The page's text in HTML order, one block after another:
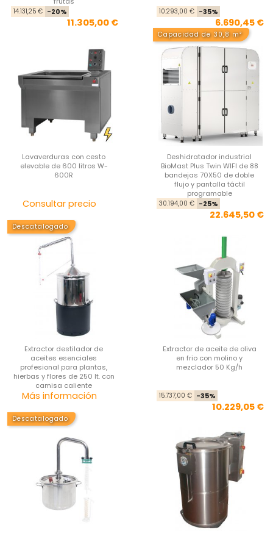
Precio base
14.131,25 € -20%
11.305,00 €
10.293,00 € -35%
6.690,45 €
Lavaverduras con cesto
elevable de 600 litros W-
600R
Consultar precio
Capacidad de 30,8 m²
Deshidratador industrial
BioMast Plus Twin WIFI de 88
bandejas 70X50 de doble
flujo y pantalla táctil
programable
30.194,00 € -25%
22.645,50 €
Descatalogado
Extractor destilador de
aceites esenciales
profesional para plantas,
hierbas y flores de 250 lt. con
camisa caliente
Más información
Extractor de aceite de oliva
en frio con molino y
mezclador 50 Kg/h
15.737,00 € -35%
10.229,05 €
Descatalogado